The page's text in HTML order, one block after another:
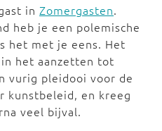
in Zomergasten.
heb je een polemische
het met je eens. Het
het aanzetten tot
vurig pleidooi voor de
kunstbeleid, en kreeg
veel bijval.